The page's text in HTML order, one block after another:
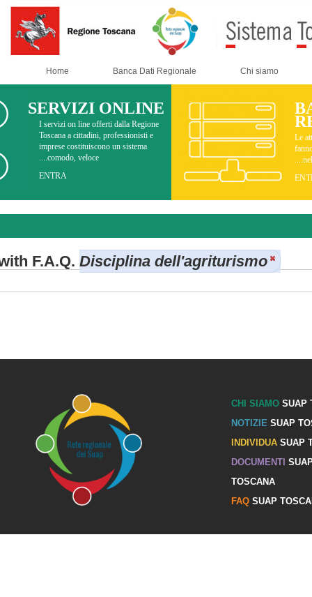
Home Banca Dati Regionale
SERVIZI ONLINE
I servizi on line offerti dalla Regione
Toscana a cittadini, professionisti e
imprese costituiscono un sistema
Content with F.A.Q.Disciplina
.